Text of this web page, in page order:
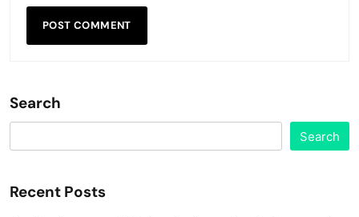
Search
Search
Recent Posts